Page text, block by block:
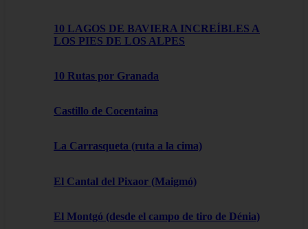
10 LAGOS DE BAVIERA INCREÍBLES A
LOS PIES DE LOS ALPES
10 Rutas por Granada
Castillo de Cocentaina
La Carrasqueta (ruta a la cima)
El Cantal del Pixaor (Maigmó)
El Montgó (desde el campo de tiro de Dénia)